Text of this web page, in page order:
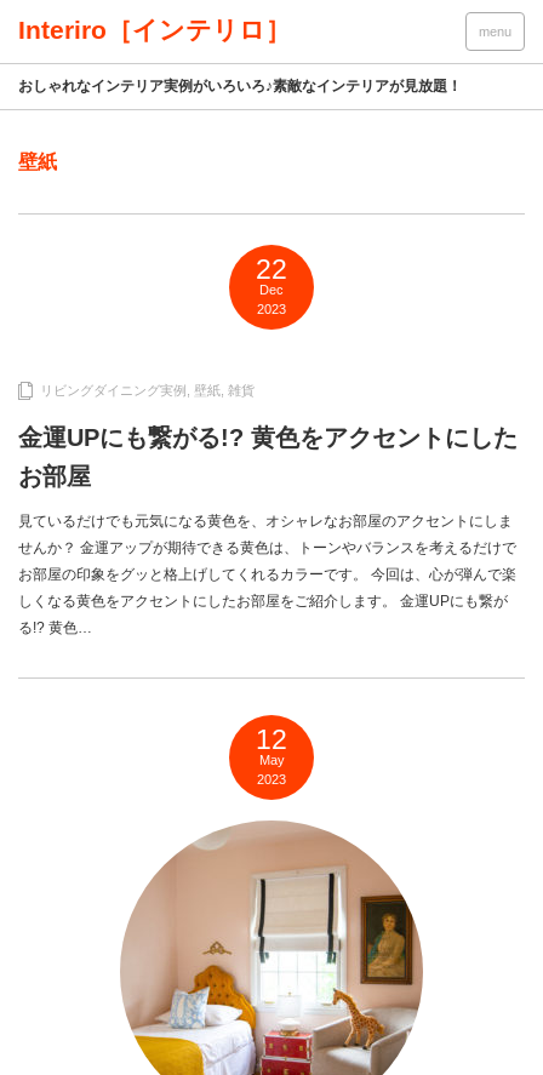
Interiro［インテリロ］ menu
おしゃれなインテリア実例がいろいろ♪素敵なインテリアが見放題！
壁紙
22
Dec
2023
リビングダイニング実例 壁紙 雑貨
金運UPにも繋がる!? 黄色をアクセントにした
お部屋
見ているだけでも元気になる黄色を、オシャレなお部屋のアクセントにしま
せんか？ 金運アップが期待できる黄色は、トーンやバランスを考えるだけで
お部屋の印象をグッと格上げしてくれるカラーです。 今回は、心が弾んで楽
しくなる黄色をアクセントにしたお部屋をご紹介します。 金運UPにも繋が
る!? 黄色…
12
May
2023